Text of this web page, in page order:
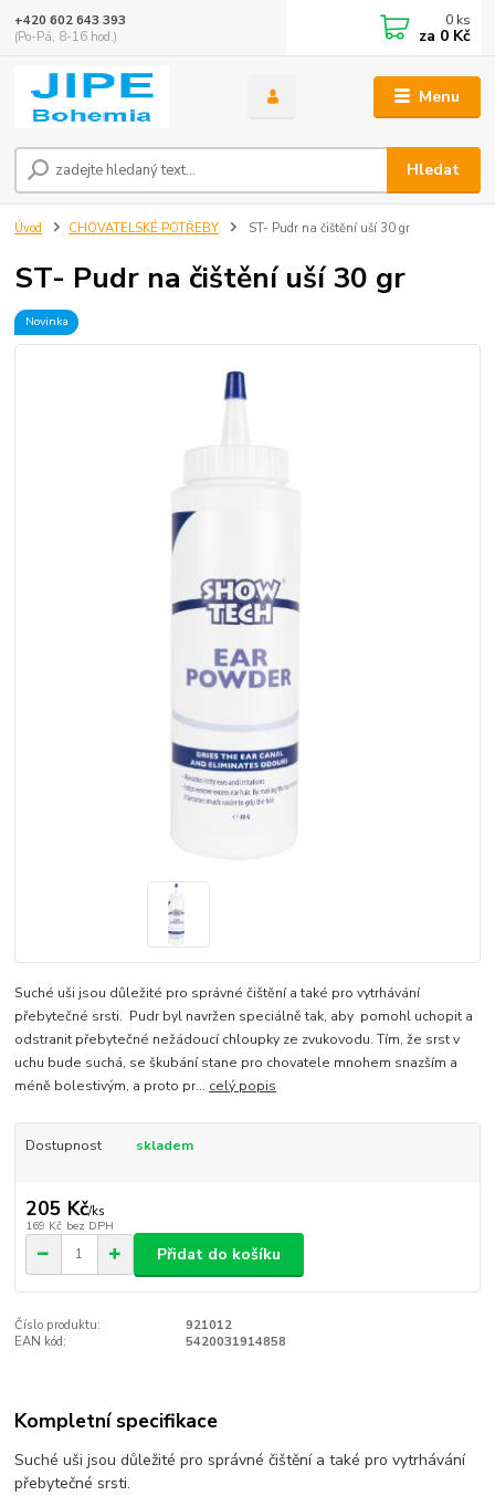
Menu
Hledat
+420 602 643 393
(Po-Pá, 8-16 hod.)
0 ks
za 0 Kč
Úvod CHOVATELSKÉ POTŘEBY ST- Pudr na čištění uší 30 gr
ST- Pudr na čištění uší 30 gr
Novinka
Suché uši jsou důležité pro správné čištění a také pro vytrhávání
přebytečné srsti. Pudr byl navržen speciálně tak, aby pomohl uchopit a
odstranit přebytečné nežádoucí chloupky ze zvukovodu. Tím, že srst v
uchu bude suchá, se škubání stane pro chovatele mnohem snazším a
méně bolestivým, a proto pr... celý popis
Dostupnost skladem
205 Kč/ks
169 Kč bez DPH
Přidat do košíku
Číslo produktu:
921012
EAN kód:
5420031914858
Kompletní specifikace
Suché uši jsou důležité pro správné čištění a také pro vytrhávání
přebytečné srsti.